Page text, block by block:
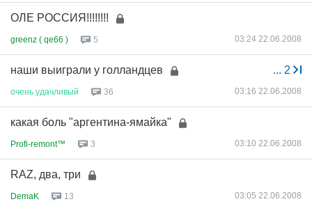
ОЛЕ РОССИЯ!!!!!!!!
greenz ( qe66 ) 5 03:24 22.06.2008
... 2
наши выиграли у голландцев
очень удачливый 36 03:16 22.06.2008
какая боль "аргентина-ямайка"
Profi-remont™ 3 03:10 22.06.2008
RAZ, два, три
DemaK 13 03:05 22.06.2008